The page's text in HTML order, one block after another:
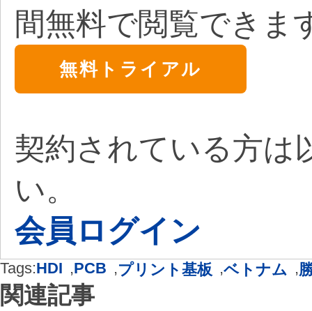
間無料で閲覧できま
無料トライアル
契約されている方は
い。
会員ログイン
Tags:HDI ,PCB ,プリント基板 ,ベトナム ,
関連記事